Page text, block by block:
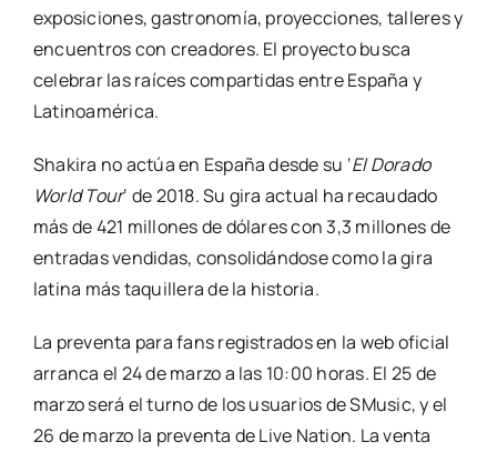
exposiciones, gastronomía, proyecciones, talleres y
encuentros con creadores. El proyecto busca
celebrar las raíces compartidas entre España y
Latinoamérica.
Shakira no actúa en España desde su ‘El Dorado
World Tour‘ de 2018. Su gira actual ha recaudado
más de 421 millones de dólares con 3,3 millones de
entradas vendidas, consolidándose como la gira
latina más taquillera de la historia.
La preventa para fans registrados en la web oficial
arranca el 24 de marzo a las 10:00 horas. El 25 de
marzo será el turno de los usuarios de SMusic, y el
26 de marzo la preventa de Live Nation. La venta